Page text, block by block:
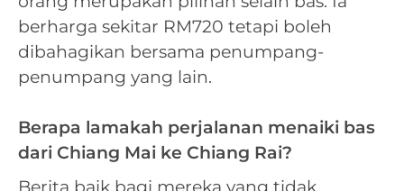
berharga sekitar RM720 tetapi boleh
dibahagikan bersama penumpang-
penumpang yang lain.
Berapa lamakah perjalanan menaiki bas
dari Chiang Mai ke Chiang Rai?
Berita baik bagi mereka yang tidak